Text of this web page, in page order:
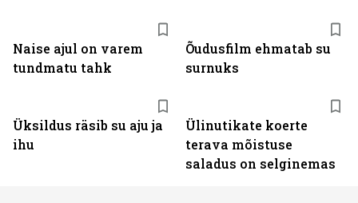
Naise ajul on varem
tundmatu tahk
Õudusfilm ehmatab su
surnuks
Üksildus räsib su aju ja
ihu
Ülinutikate koerte
terava mõistuse
saladus on selginemas